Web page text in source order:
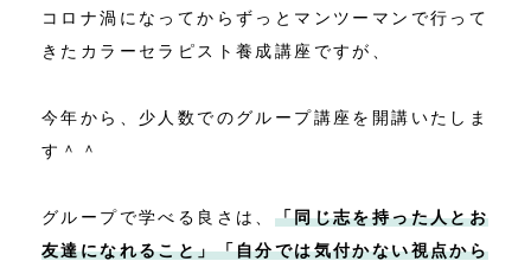
コロナ渦になってからずっとマンツーマンで行って
きたカラーセラピスト養成講座ですが、
今年から、少人数でのグループ講座を開講いたしま
す＾＾
グループで学べる良さは、 「同じ志を持った人とお
友達になれること」「自分では気付かない視点から